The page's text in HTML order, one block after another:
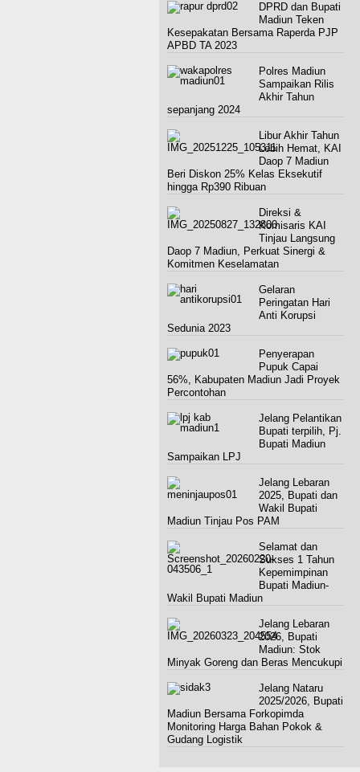
DPRD dan Bupati
Madiun Teken
Kesepakatan Bersama Raperda PJP
APBD TA 2023
Polres Madiun
Sampaikan Rilis
Akhir Tahun
sepanjang 2024
Libur Akhir Tahun
Lebih Hemat, KAI
Daop 7 Madiun
Beri Diskon 25% Kelas Eksekutif
hingga Rp390 Ribuan
Direksi &
Komisaris KAI
Tinjau Langsung
Daop 7 Madiun, Perkuat Sinergi &
Komitmen Keselamatan
Gelaran
Peringatan Hari
Anti Korupsi
Sedunia 2023
Penyerapan
Pupuk Capai
56%, Kabupaten Madiun Jadi Proyek
Percontohan
Jelang Pelantikan
Bupati terpilih, Pj.
Bupati Madiun
Sampaikan LPJ
Jelang Lebaran
2025, Bupati dan
Wakil Bupati
Madiun Tinjau Pos PAM
Selamat dan
Sukses 1 Tahun
Kepemimpinan
Bupati Madiun-
Wakil Bupati Madiun
Jelang Lebaran
2026, Bupati
Madiun: Stok
Minyak Goreng dan Beras Mencukupi
Jelang Nataru
2025/2026, Bupati
Madiun Bersama Forkopimda
Monitoring Harga Bahan Pokok &
Gudang Logistik